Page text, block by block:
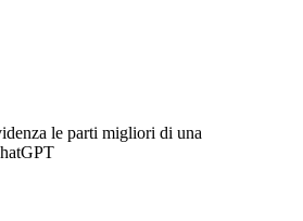
le parti migliori di una